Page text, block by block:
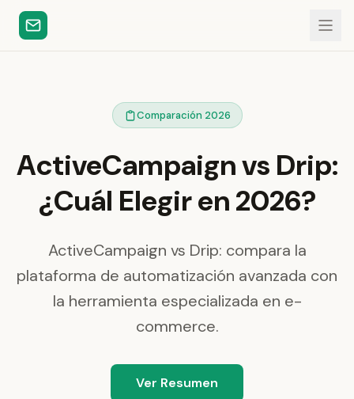
Comparación 2026
ActiveCampaign vs Drip:
¿Cuál Elegir en 2026?
ActiveCampaign vs Drip: compara la
plataforma de automatización avanzada con
la herramienta especializada en e-
commerce.
Ver Resumen